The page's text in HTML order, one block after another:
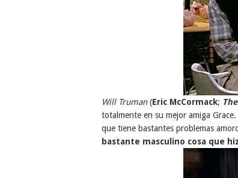
Will Truman(Eric McCormack;
totalmente en su mejor amiga
que tiene bastantes problemas
bastante masculino cosa que